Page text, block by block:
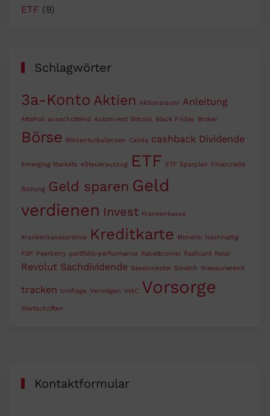
ETF (9)
Schlagwörter
3a-Konto Aktien Aktionärsuhr Anleitung
AttaPoll ausschüttend AutoInvest Bitcoin Black Friday Broker
Börse Börsenturbulenzen Calida cashback Dividende
Emerging Markets eSteuerauszug ETF ETF Sparplan Finanzielle
Bildung Geld sparen Geld
verdienen Invest Krankenkasse
Krankenkasseprämie Kreditkarte Monerio Nachhaltig
P2P Peerberry portfolio-performance Rabattcorner Radicant Relai
Revolut Sachdividende SaxoInvestor Swatch thesaurierend
tracken Umfrage Vermögen VIAC Vorsorge
Wertschriften
Kontaktformular